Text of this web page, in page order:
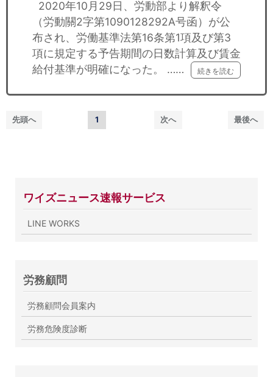
2020年10月29日、労動部より解釈令
（労動關2字第1090128292A号函）が公
布され、労働基準法第16条第1項及び第3
項に規定する予告期間の日数計算及び賃金
給付基準が明確になった。 ……
続きを読む
先頭へ 1 次へ 最後へ
ワイズニュース速報サービス
LINE WORKS
労務顧問
労務顧問会員案内
労務危険度診断